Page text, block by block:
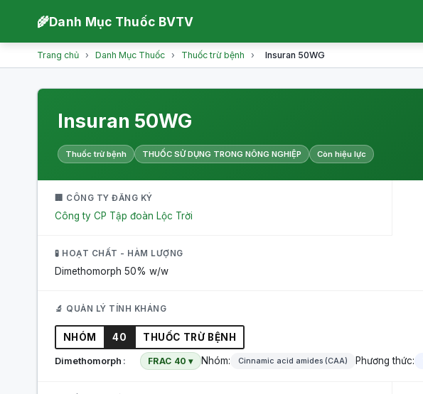
🌾Danh Mục Thuốc BVTV
Trang chủ › Danh Mục Thuốc › Thuốc trừ bệnh › Insuran 50WG
Insuran 50WG
Thuốc trừ bệnh THUỐC SỬ DỤNG TRONG NÔNG NGHIỆP Còn hiệu lực
🏢 CÔNG TY ĐĂNG KÝ
Công ty CP Tập đoàn Lộc Trời
🧪 HOẠT CHẤT - HÀM LƯỢNG
Dimethomorph 50% w/w
🔬 QUẢN LÝ TÍNH KHÁNG
NHÓM 40 THUỐC TRỪ BỆNH
Dimethomorph FRAC 40 ▾ Nhóm: Cinnamic acid amides (CAA) Phương thức: